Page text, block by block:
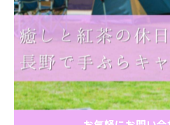
ジナルキャンドル作りが体験
ショップでは、作家の方から
る点も魅力です。
代表的な体験の流れは、工房
や材料選び、実際の制作、そ
で。例えば、ドライフラワー